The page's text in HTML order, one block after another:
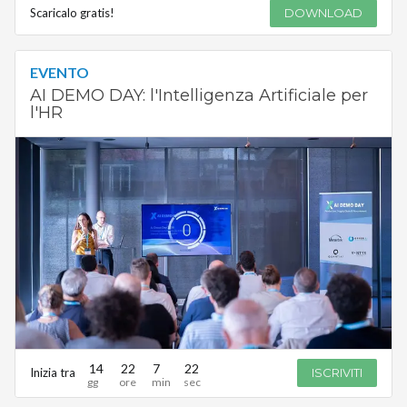
Scaricalo gratis! DOWNLOAD
EVENTO
AI DEMO DAY: l'Intelligenza Artificiale per
l'HR
Inizia tra 14 22 7 22 ISCRIVITI